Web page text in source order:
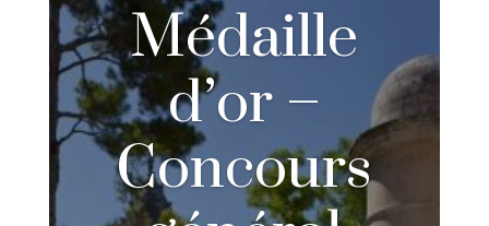
Médaille
d’or –
Concours